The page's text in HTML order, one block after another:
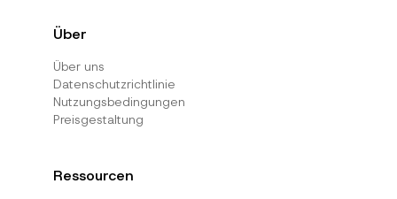
Über
Über uns
Datenschutzrichtlinie
Nutzungsbedingungen
Preisgestaltung
Ressourcen